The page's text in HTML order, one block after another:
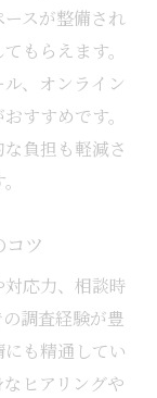
気調査の進
ための千葉
注意点
め方を解
イントと対
査の基準と
スが整備され
もらえます。
、オンライン
すすめです。
負担も軽減さ
ツ
応力、相談時
調査経験が豊
も精通してい
ヒアリングや